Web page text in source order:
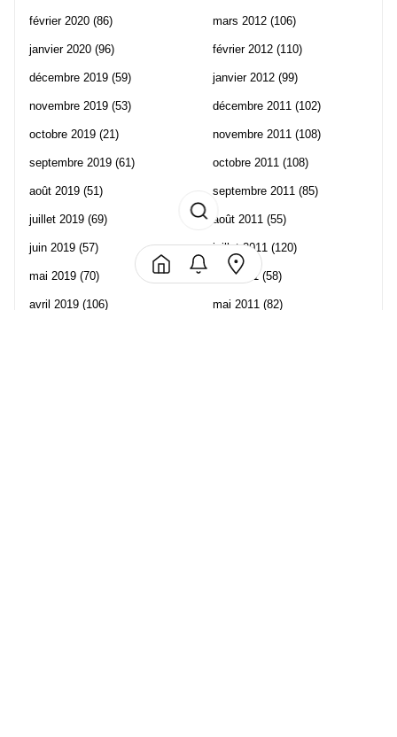
février 2020 (86)
janvier 2020 (96)
décembre 2019 (59)
novembre 2019 (53)
octobre 2019 (21)
septembre 2019 (61)
août 2019 (51)
juillet 2019 (69)
juin 2019 (57)
mai 2019 (70)
avril 2019 (106)
mars 2012 (106)
février 2012 (110)
janvier 2012 (99)
décembre 2011 (102)
novembre 2011 (108)
octobre 2011 (108)
septembre 2011 (85)
août 2011 (55)
juillet 2011 (120)
juin 2011(58)
mai 2011 (82)